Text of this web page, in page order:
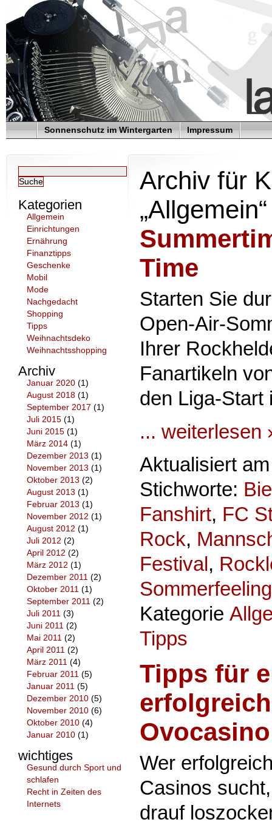
Sonnenschutz im Wintergarten Impressum
Kategorien
Allgemein
Einrichtungen
Ernährung
Finanztipps
Geschenke
Mobil
Mode
Nachgedacht
Shopping
Tipps
Weihnachtsdeko
Weihnachtsshopping
Archiv
Januar 2020 (1)
August 2018 (1)
September 2017 (1)
Juli 2015 (1)
Juni 2015 (1)
März 2014 (1)
Dezember 2013 (1)
November 2013 (1)
Oktober 2013 (2)
August 2013 (1)
Februar 2013 (1)
November 2012 (1)
August 2012 (1)
Juli 2012 (2)
April 2012 (2)
März 2012 (1)
Dezember 2011 (2)
Oktober 2011 (1)
September 2011 (2)
Juli 2011 (3)
Juni 2011 (2)
Mai 2011 (2)
April 2011 (2)
März 2011 (4)
Februar 2011 (5)
Januar 2011 (5)
Dezember 2010 (5)
November 2010 (6)
Oktober 2010 (4)
Januar 2010 (1)
wichtiges
Gesund durch Sport und
schlafen
Recht in Zeiten des
Internets
Archiv für
„Allgemein“
Time
Starten Sie
Open-Air-
Ihrer
Fanartikeln
den Liga-Start
... weiterlesen
Aktualisiert
Stichworte:
Fanshirt, FC
Rock,
Festival,
Sommerfeeling
Kategorie
Tipps
Tipps für
Ovocasino
Wer
Casinos
drauf